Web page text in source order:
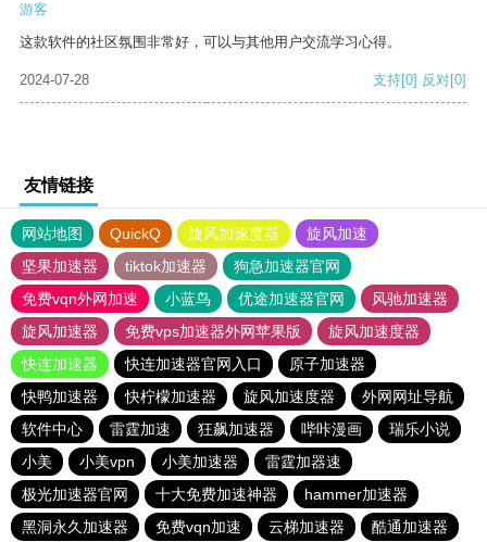
游客
这款软件的社区氛围非常好，可以与其他用户交流学习心得。
2024-07-28 支持[0] 反对[0]
友情链接
网站地图 QuickQ 旋风加速度器
旋风加速
坚果加速器
tiktok加速器
狗急加速器官网
免费vqn外网加速
小蓝鸟 优途加速器官网
风驰加速器
旋风加速器
免费vps加速器外网苹果版
旋风加速度器
快连加速器
快连加速器官网入口
原子加速器
快鸭加速器
快柠檬加速器 旋风加速度器
外网网址导航
软件中心
雷霆加速 狂飙加速器 哔咔漫画
瑞乐小说
小美
小美vpn 小美加速器
雷霆加器速
极光加速器官网
十大免费加速神器
hammer加速器
黑洞永久加速器
免费vqn加速 云梯加速器 酷通加速器